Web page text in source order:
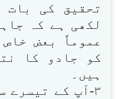
تحقیق کی
لکھی ہے کہ
عموماً بعض
کو جادو کا
ہیں۔
۳-آپ کے تیسرے